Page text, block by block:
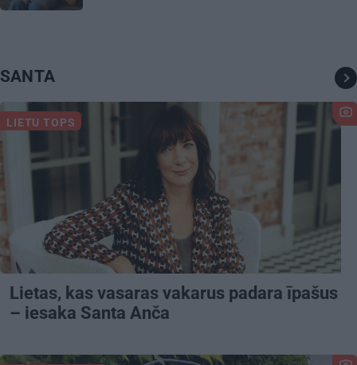
SANTA
LIETU TOPS
Lietas, kas vasaras vakarus padara īpašus
– iesaka Santa Anča